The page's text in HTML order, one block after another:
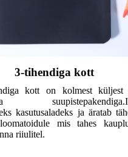
3-tihendiga kott
kott on kolmest küljest
kasutusaladeks ja äratab
mis tahes
riiulitel.